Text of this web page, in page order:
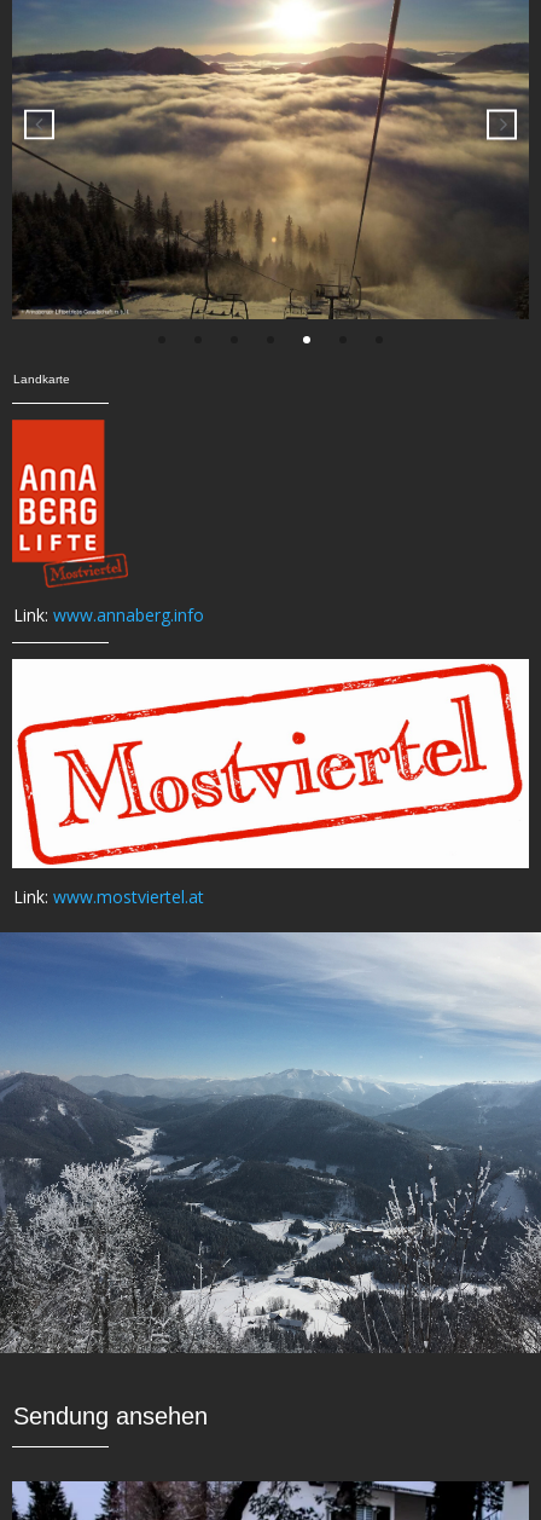
Landkarte
Link: www.annaberg.info
Link: www.mostviertel.at
Sendung ansehen